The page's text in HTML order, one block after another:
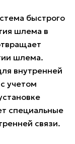
быстрого
шлема в
шлема.
внутренней
учетом
специальные
связи.